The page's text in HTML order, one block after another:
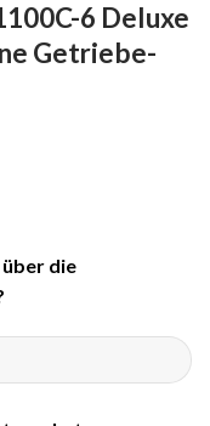
6 Deluxe
Getriebe-
die